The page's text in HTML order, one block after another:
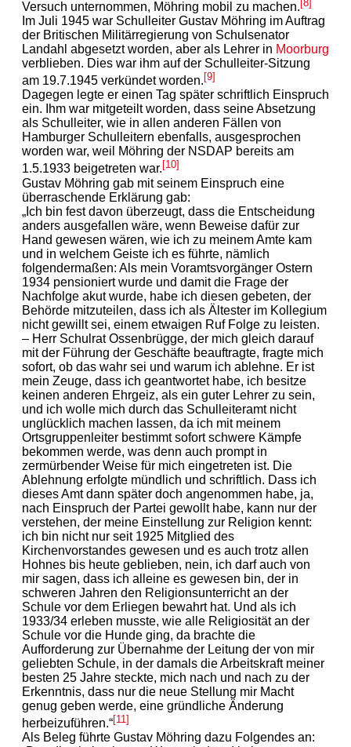
Versuch unternommen, Möhring mobil zu machen. [8]
Im Juli 1945 war Schulleiter Gustav Möhring im Auftrag
der Britischen Militärregierung von Schulsenator
Landahl abgesetzt worden, aber als Lehrer in Moorburg
verblieben. Dies war ihm auf der Schulleiter-Sitzung
am 19.7.1945 verkündet worden. [9]
Dagegen legte er einen Tag später schriftlich Einspruch
ein. Ihm war mitgeteilt worden, dass seine Absetzung
als Schulleiter, wie in allen anderen Fällen von
Hamburger Schulleitern ebenfalls, ausgesprochen
worden war, weil Möhring der NSDAP bereits am
1.5.1933 beigetreten war. [10]
Gustav Möhring gab mit seinem Einspruch eine
überraschende Erklärung gab:
„Ich bin fest davon überzeugt, dass die Entscheidung
anders ausgefallen wäre, wenn Beweise dafür zur
Hand gewesen wären, wie ich zu meinem Amte kam
und in welchem Geiste ich es führte, nämlich
folgendermaßen: Als mein Voramtsvorgänger Ostern
1934 pensioniert wurde und damit die Frage der
Nachfolge akut wurde, habe ich diesen gebeten, der
Behörde mitzuteilen, dass ich als Ältester im Kollegium
nicht gewillt sei, einem etwaigen Ruf Folge zu leisten.
– Herr Schulrat Ossenbrügge, der mich gleich darauf
mit der Führung der Geschäfte beauftragte, fragte mich
sofort, ob das wahr sei und warum ich ablehne. Er ist
mein Zeuge, dass ich geantwortet habe, ich besitze
keinen anderen Ehrgeiz, als ein guter Lehrer zu sein,
und ich wolle mich durch das Schulleiteramt nicht
unglücklich machen lassen, da ich mit meinem
Ortsgruppenleiter bestimmt sofort schwere Kämpfe
bekommen werde, was denn auch prompt in
zermürbender Weise für mich eingetreten ist. Die
Ablehnung erfolgte mündlich und schriftlich. Dass ich
dieses Amt dann später doch angenommen habe, ja,
nach Einspruch der Partei gewollt habe, kann nur der
verstehen, der meine Einstellung zur Religion kennt:
ich bin nicht nur seit 1925 Mitglied des
Kirchenvorstandes gewesen und es auch trotz allen
Hohnes bis heute geblieben, nein, ich darf auch von
mir sagen, dass ich alleine es gewesen bin, der in
schweren Jahren den Religionsunterricht an der
Schule vor dem Erliegen bewahrt hat. Und als ich
1933/34 erleben musste, wie alle Religiosität an der
Schule vor die Hunde ging, da brachte die
Aufforderung zur Übernahme der Leitung der von mir
geliebten Schule, in der damals die Arbeitskraft meiner
besten 25 Jahre steckte, mich nach und nach zu der
Erkenntnis, dass nur die neue Stellung mir Macht
genug geben werde, eine gründliche Änderung
herbeizuführen.“[11]
Als Beleg führte Gustav Möhring dazu Folgendes an: